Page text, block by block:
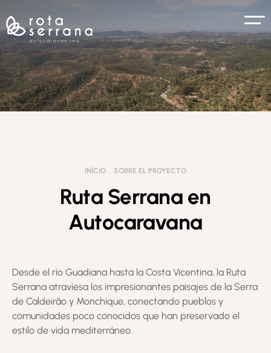
INÍCIO SOBRE EL PROYECTO
Ruta Serrana en
Autocaravana
Desde el río Guadiana hasta la Costa Vicentina, la Ruta
Serrana atraviesa los impresionantes paisajes de la Serra
de Caldeirão y Monchique, conectando pueblos y
comunidades poco conocidos que han preservado el
estilo de vida mediterráneo.